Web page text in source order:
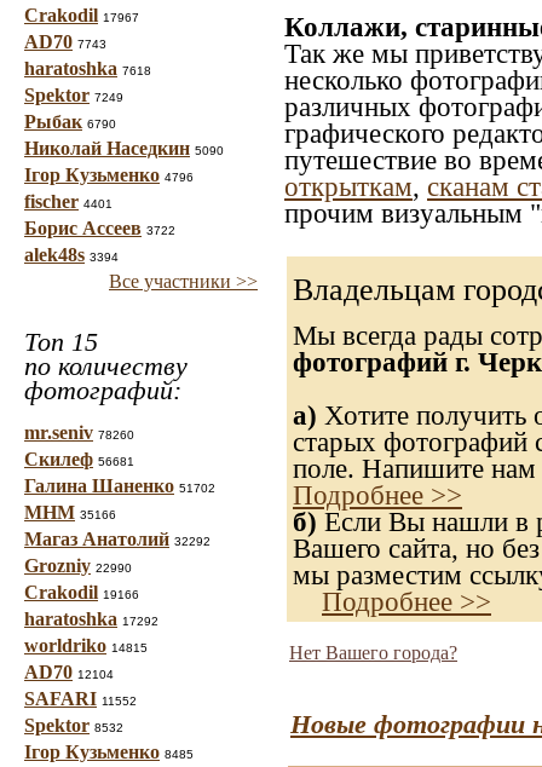
Crakodil 17967
AD70 7743
haratoshka 7618
Spektor 7249
Рыбак 6790
Николай Наседкин 5090
Ігор Кузьменко 4796
fischer 4401
Борис Ассеев 3722
alek48s 3394
Все участники >>
Топ 15
по количеству
фотографий:
mr.seniv 78260
Скилеф 56681
Галина Шаненко 51702
МНМ 35166
Магаз Анатолий 32292
Grozniy 22990
Crakodil 19166
haratoshka 17292
worldriko 14815
AD70 12104
SAFARI 11552
Spektor 8532
Ігор Кузьменко 8485
Коллажи,
Так же мы
несколько
различных
графического
путешествие во
открыткам, сканам
прочим визуальным
Владельцам
Мы всегда рады
фотографий г.
а) Хотите получить
старых фотографий
поле. Напишите нам
Подробнее >>
б) Если Вы нашли в
Вашего сайта, но
мы разместим
Подробнее >>
Нет Вашего города?
Новые фотографии